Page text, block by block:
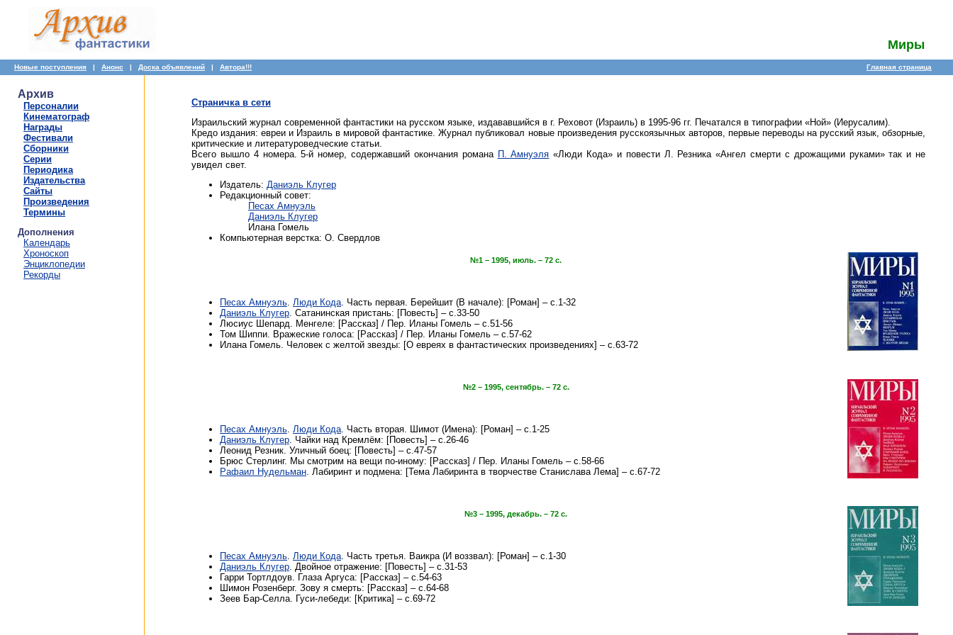
Миры
Новые поступления | Анонс | Доска объявлений | Автора!!! Главная страница
Архив
Персоналии
Кинематограф
Награды
Фестивали
Сборники
Серии
Периодика
Издательства
Сайты
Произведения
Термины
Дополнения
Календарь
Хроноскоп
Энциклопедии
Рекорды
Страничка в сети
Израильский журнал современной фантастики на русском языке, издававшийся в г. Реховот (Израиль) в 1995-96 гг. Печатался в типографии «Ной» (Иерусалим).
Кредо издания: евреи и Израиль в мировой фантастике. Журнал публиковал новые произведения русскоязычных авторов, первые переводы на русский язык, обзорные,
критические и литературоведческие статьи.
Всего вышло 4 номера. 5-й номер, содержавший окончания романа П. Амнуэля «Люди Кода» и повести Л. Резника «Ангел смерти с дрожащими руками» так и не
увидел свет.
Издатель: Даниэль Клугер
Редакционный совет:
Песах Амнуэль
Даниэль Клугер
Илана Гомель
Компьютерная верстка: О. Свердлов
№1 – 1995, июль. – 72 с.
Песах Амнуэль. Люди Кода. Часть первая. Берейшит (В начале): [Роман] – с.1-32
Даниэль Клугер. Сатанинская пристань: [Повесть] – с.33-50
Люсиус Шепард. Менгеле: [Рассказ] / Пер. Иланы Гомель – с.51-56
Том Шиппи. Вражеские голоса: [Рассказ] / Пер. Иланы Гомель – с.57-62
Илана Гомель. Человек с желтой звезды: [О евреях в фантастических произведениях] – с.63-72
№2 – 1995, сентябрь. – 72 с.
Песах Амнуэль. Люди Кода. Часть вторая. Шимот (Имена): [Роман] – с.1-25
Даниэль Клугер. Чайки над Кремлём: [Повесть] – с.26-46
Леонид Резник. Уличный боец: [Повесть] – с.47-57
Брюс Стерлинг. Мы смотрим на вещи по-иному: [Рассказ] / Пер. Иланы Гомель – с.58-66
Рафаил Hудельман. Лабиринт и подмена: [Тема Лабиринта в творчестве Станислава Лема] – с.67-72
№3 – 1995, декабрь. – 72 с.
Песах Амнуэль. Люди Кода. Часть третья. Ваикра (И воззвал): [Роман] – с.1-30
Даниэль Клугер. Двойное отражение: [Повесть] – с.31-53
Гарри Тортлдоув. Глаза Аргуса: [Рассказ] – с.54-63
Шимон Розенберг. Зову я смерть: [Рассказ] – с.64-68
Зеев Бар-Селла. Гуси-лебеди: [Критика] – с.69-72